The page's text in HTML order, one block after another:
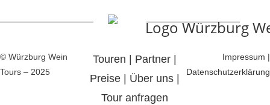
© Würzburg Wein
Tours – 2025
Touren Partner
Preise
Über uns
Tour anfragen
Impressum |
Datenschutzerklärung